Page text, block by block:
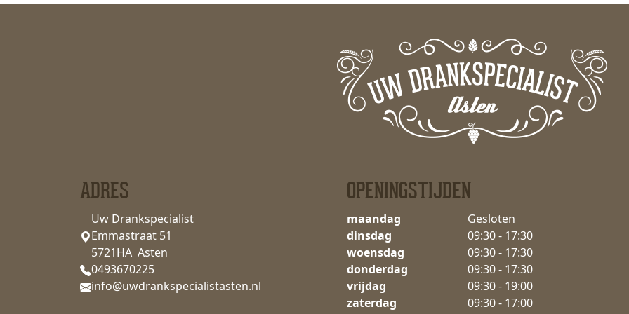
ADRES
Uw Drankspecialist
Emmastraat 51
5721HA Asten
0493670225
info@uwdrankspecialistasten.nl
OPENINGSTIJDEN
maandag
Gesloten
dinsdag
09:30 - 17:30
woensdag
09:30 - 17:30
donderdag
09:30 - 17:30
vrijdag
09:30 - 19:00
zaterdag
09:30 - 17:00